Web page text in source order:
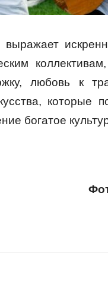
любовь к
которые
богатое